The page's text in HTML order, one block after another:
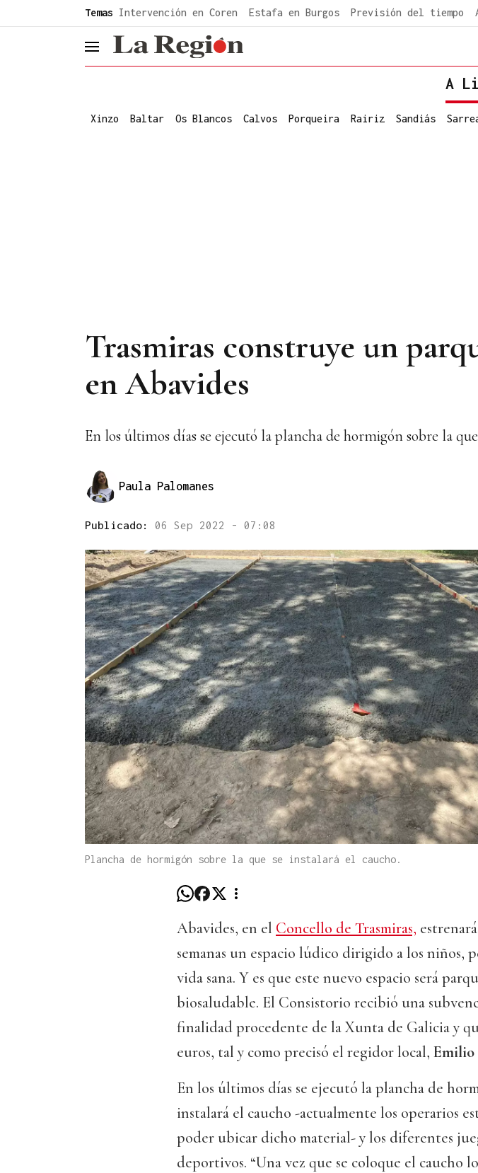
Temas Intervención en Coren Estafa en Burgos Previsión del tiempo
header.menu.open
A
Xinzo Baltar Os Blancos Calvos Porqueira Rairiz Sandiás
Trasmiras construye un
en Abavides
En los últimos días se ejecutó la plancha de hormigón sobre la
Paula Palomanes
Publicado: 06 Sep 2022 - 07:08
Plancha de hormigón sobre la que se instalará el caucho.
Abavides, en el Concello de Trasmiras,
semanas un espacio lúdico dirigido a los niños,
vida sana. Y es que este nuevo espacio será
biosaludable. El Consistorio recibió una
finalidad procedente de la Xunta de Galicia y
euros, tal y como precisó el regidor local, Emilio
En los últimos días se ejecutó la plancha de
instalará el caucho -actualmente los operarios
poder ubicar dicho material- y los diferentes
deportivos. “Una vez que se coloque el caucho